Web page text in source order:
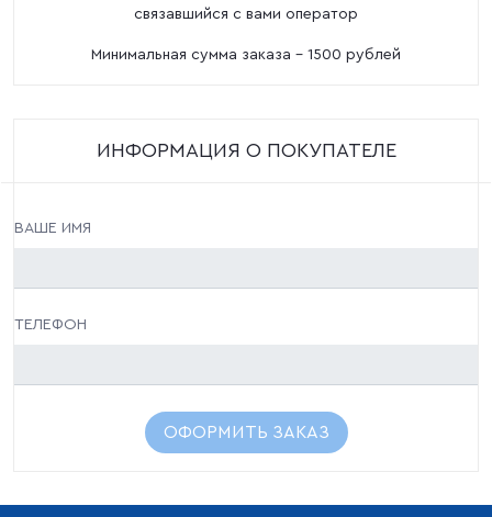
связавшийся с вами оператор
Минимальная сумма заказа - 1500 рублей
ИНФОРМАЦИЯ О ПОКУПАТЕЛЕ
ВАШЕ ИМЯ
ТЕЛЕФОН
ОФОРМИТЬ ЗАКАЗ